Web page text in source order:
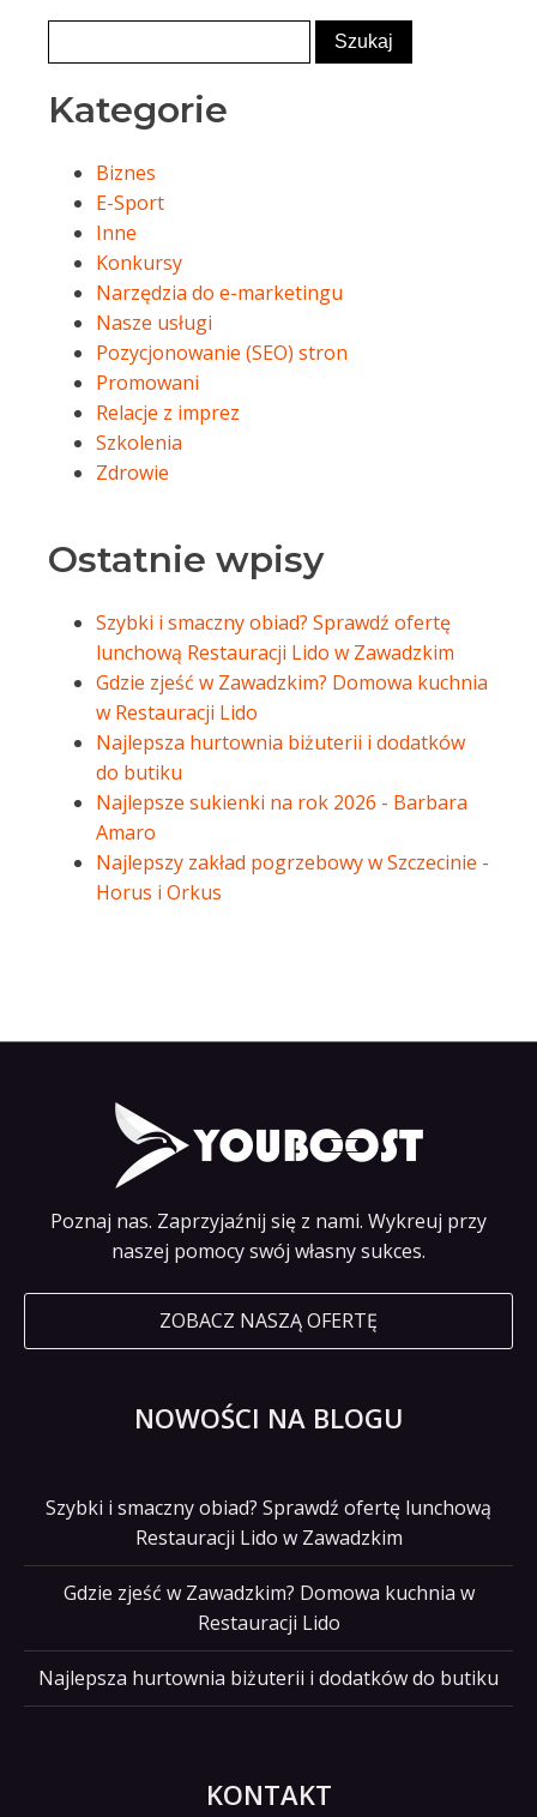
Kategorie
Biznes
E-Sport
Inne
Konkursy
Narzędzia do e-marketingu
Nasze usługi
Pozycjonowanie (SEO) stron
Promowani
Relacje z imprez
Szkolenia
Zdrowie
Ostatnie wpisy
Szybki i smaczny obiad? Sprawdź ofertę
lunchową Restauracji Lido w Zawadzkim
Gdzie zjeść w Zawadzkim? Domowa kuchnia
w Restauracji Lido
Najlepsza hurtownia biżuterii i dodatków
do butiku
Najlepsze sukienki na rok 2026 - Barbara
Amaro
Najlepszy zakład pogrzebowy w Szczecinie -
Horus i Orkus
Poznaj nas. Zaprzyjaźnij się z nami. Wykreuj przy
naszej pomocy swój własny sukces.
ZOBACZ NASZĄ OFERTĘ
NOWOŚCI NA BLOGU
Szybki i smaczny obiad? Sprawdź ofertę lunchową
Restauracji Lido w Zawadzkim
Gdzie zjeść w Zawadzkim? Domowa kuchnia w
Restauracji Lido
Najlepsza hurtownia biżuterii i dodatków do butiku
KONTAKT